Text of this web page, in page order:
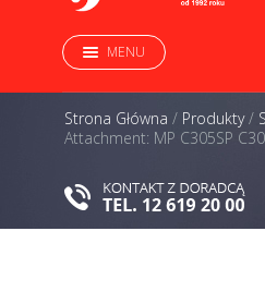
MENU
Strona Główna / Produkty/
Attachment: MP C305SP